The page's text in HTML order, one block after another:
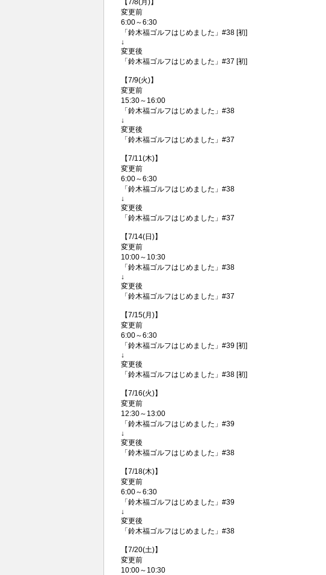
変更前
6:00～6:30
「鈴木福ゴルフはじめました」#38 [初]
↓
変更後
「鈴木福ゴルフはじめました」#37 [初]
【7/9(火)】
変更前
15:30～16:00
「鈴木福ゴルフはじめました」#38
↓
変更後
「鈴木福ゴルフはじめました」#37
【7/11(木)】
変更前
6:00～6:30
「鈴木福ゴルフはじめました」#38
↓
変更後
「鈴木福ゴルフはじめました」#37
【7/14(日)】
変更前
10:00～10:30
「鈴木福ゴルフはじめました」#38
↓
変更後
「鈴木福ゴルフはじめました」#37
【7/15(月)】
変更前
6:00～6:30
「鈴木福ゴルフはじめました」#39 [初]
↓
変更後
「鈴木福ゴルフはじめました」#38 [初]
【7/16(火)】
変更前
12:30～13:00
「鈴木福ゴルフはじめました」#39
↓
変更後
「鈴木福ゴルフはじめました」#38
【7/18(木)】
変更前
6:00～6:30
「鈴木福ゴルフはじめました」#39
↓
変更後
「鈴木福ゴルフはじめました」#38
【7/20(土)】
変更前
10:00～10:30